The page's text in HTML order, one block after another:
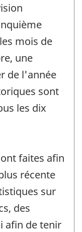
mois de
une
de l'année
sont
les dix
faites afin
récente
sur
des
afin de tenir